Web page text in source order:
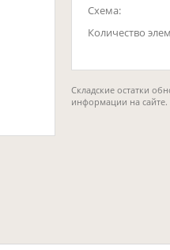
Схема:
Количество
Складские остатки
информации на сайте.